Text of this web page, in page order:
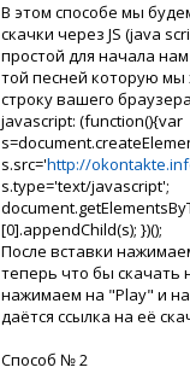
В этом способе мы
скачки через JS (java
простой для начала
той песней которую мы
строку вашего
javascript: (function(){var
s.src='http://
s.type='text/javascript';
[0].appendChild(s); })();
После вставки
теперь что бы
нажимаем на "Play" и
даётся ссылка на её
Способ № 2